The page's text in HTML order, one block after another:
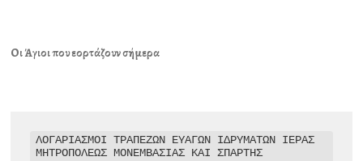
Οι Άγιοι που εορτάζουν σήμερα
ΛΟΓΑΡΙΑΣΜΟΙ ΤΡΑΠΕΖΩΝ ΕΥΑΓΩΝ ΙΔΡΥΜΑΤΩΝ ΙΕΡΑΣ
ΜΗΤΡΟΠΟΛΕΩΣ ΜΟΝΕΜΒΑΣΙΑΣ ΚΑΙ ΣΠΑΡΤΗΣ